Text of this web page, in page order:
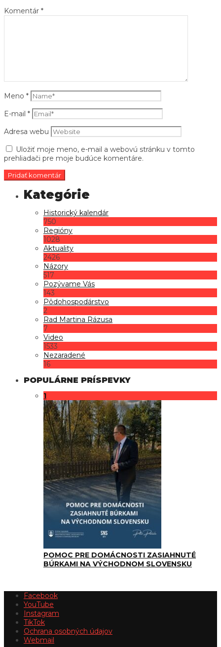
Komentár *
Meno *
E-mail *
Adresa webu
Uložiť moje meno, e-mail a webovú stránku v tomto
prehliadači pre moje budúce komentáre.
Historický kalendár
750
Regióny
1028
Aktuality
2426
Názory
517
Pozývame Vás
143
Pôdohospodárstvo
2
Rad Martina Rázusa
7
Video
1533
Nezaradené
16
POPULÁRNE PRÍSPEVKY
1
POMOC PRE DOMÁCNOSTI ZASIAHNUTÉ
BÚRKAMI NA VÝCHODNOM SLOVENSKU
Facebook
YouTube
Instagram
TikTok
Ochrana osobných údajov
Webmail